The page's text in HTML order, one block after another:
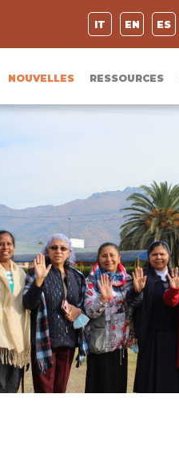
IT EN ES
NOUVELLES RESSOURCES